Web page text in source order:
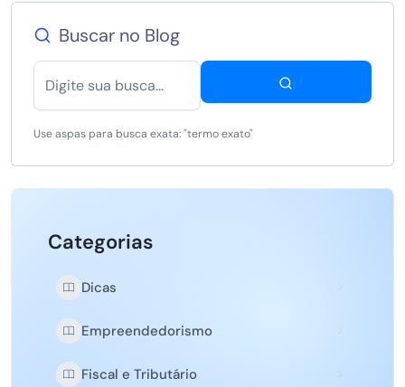
Buscar no Blog
Use aspas para busca exata: "termo exato"
Categorias
Dicas
Empreendedorismo
Fiscal e Tributário